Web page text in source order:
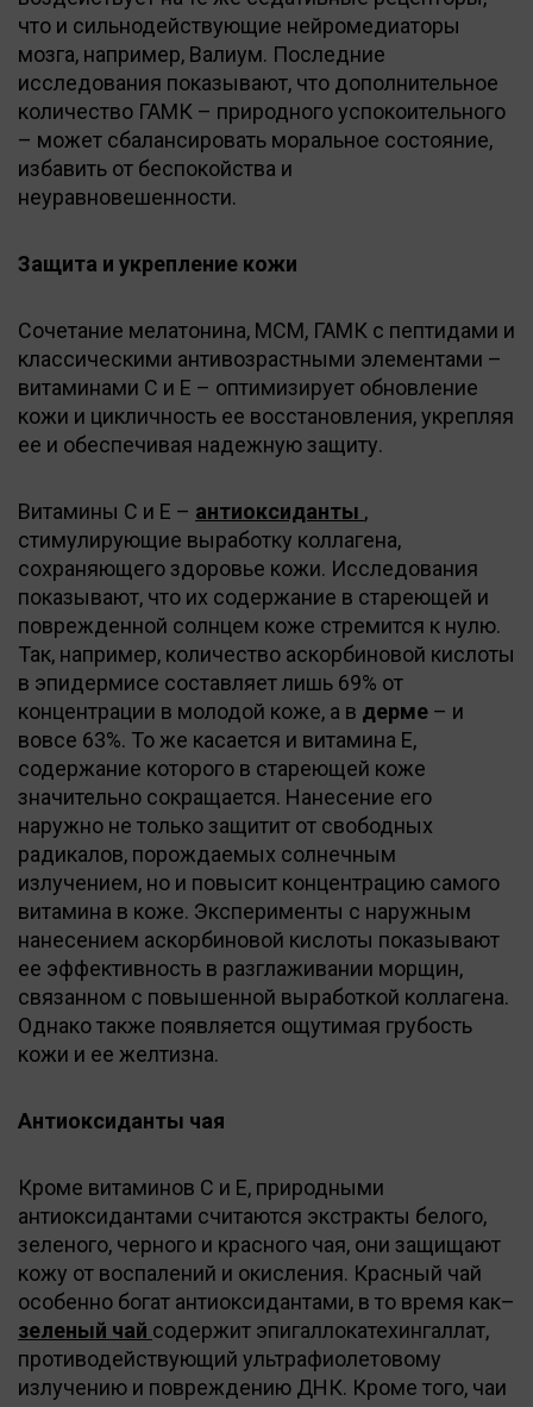
что и сильнодействующие нейромедиаторы
мозга, например, Валиум. Последние
исследования показывают, что дополнительное
количество ГАМК – природного успокоительного
– может сбалансировать моральное состояние,
избавить от беспокойства и
неуравновешенности.
Защита и укрепление кожи
Сочетание мелатонина, МСМ, ГАМК с пептидами и
классическими антивозрастными элементами –
витаминами С и Е – оптимизирует обновление
кожи и цикличность ее восстановления, укрепляя
ее и обеспечивая надежную защиту.
Витамины С и Е – антиоксиданты ,
стимулирующие выработку коллагена,
сохраняющего здоровье кожи. Исследования
показывают, что их содержание в стареющей и
поврежденной солнцем коже стремится к нулю.
Так, например, количество аскорбиновой кислоты
в эпидермисе составляет лишь 69% от
концентрации в молодой коже, а в дерме – и
вовсе 63%. То же касается и витамина Е,
содержание которого в стареющей коже
значительно сокращается. Нанесение его
наружно не только защитит от свободных
радикалов, порождаемых солнечным
излучением, но и повысит концентрацию самого
витамина в коже. Эксперименты с наружным
нанесением аскорбиновой кислоты показывают
ее эффективность в разглаживании морщин,
связанном с повышенной выработкой коллагена.
Однако также появляется ощутимая грубость
кожи и ее желтизна.
Антиоксиданты чая
Кроме витаминов С и Е, природными
антиоксидантами считаются экстракты белого,
зеленого, черного и красного чая, они защищают
кожу от воспалений и окисления. Красный чай
особенно богат антиоксидантами, в то время как–
зеленый чай содержит эпигаллокатехингаллат,
противодействующий ультрафиолетовому
излучению и повреждению ДНК. Кроме того, чаи